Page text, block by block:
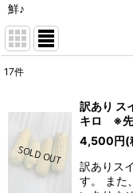
鮮♪
並び順
17件
訳あり ス
キロ ※先
4,500円(
訳ありス
す。 また